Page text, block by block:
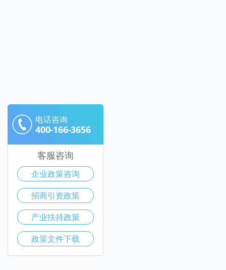
电话咨询
400-166-3656
客服咨询
企业政策咨询
招商引资政策
产业扶持政策
政策文件下载